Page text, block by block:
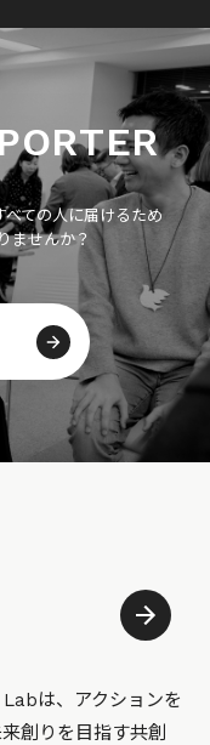
ての人に届けるため
ませんか？
は、アクションを
創りを目指す共創